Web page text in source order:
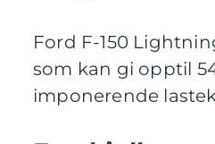
Ford F-150
som kan gi opptil
imponerende